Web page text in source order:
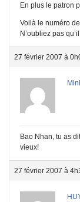
En plus le patron
Voilà le numéro
N’oubliez pas
27 février 2007 à
Bao Nhan, tu as
vieux!
27 février 2007 à